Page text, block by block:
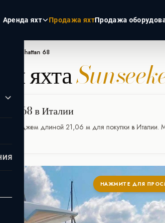
Аренда яхт
Пхукет
Дубай
Мальдивы
Продажа яхтПродажа
Manhattan 68
яхта
68 в Италии
длиной 21,06 м для покупки в Италии.
НАЖМИТЕ ДЛЯ